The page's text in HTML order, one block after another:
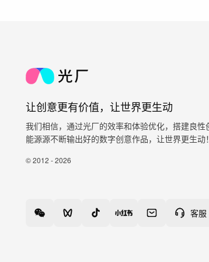
让创意更有价值，让世界更生动
我们相信，通过光厂的效率和体验优化，搭建良性
能源源不断输出好的数字创意作品，让世界更生动！
© 2012 - 2026
客服